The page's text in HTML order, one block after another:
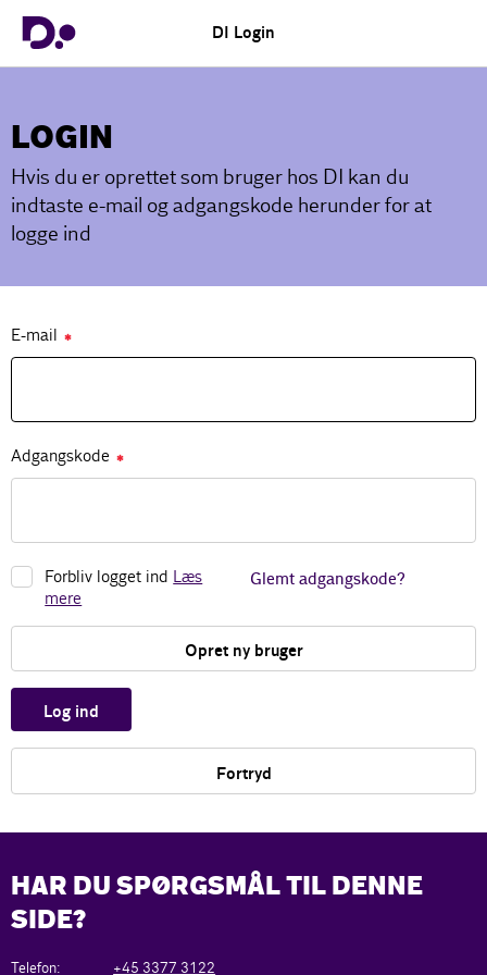
DI Login
LOGIN
Hvis du er oprettet som bruger hos DI kan du
indtaste e-mail og adgangskode herunder for at
logge ind
E-mail ✱
Adgangskode ✱
Forbliv logget ind Læs
mere
Glemt adgangskode?
Opret ny bruger
Log ind
Fortryd
HAR DU SPØRGSMÅL TIL DENNE
SIDE?
Telefon: +45 3377 3122